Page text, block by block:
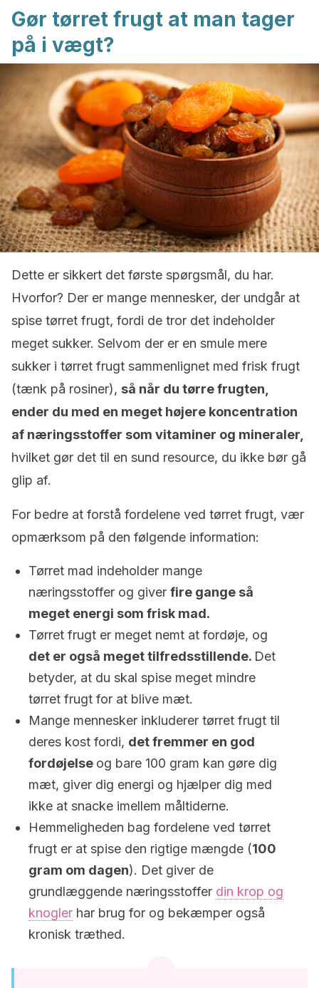
Gør tørret frugt at man tager
på i vægt?
Dette er sikkert det første spørgsmål, du har.
Hvorfor? Der er mange mennesker, der undgår at
spise tørret frugt, fordi de tror det indeholder
meget sukker. Selvom der er en smule mere
sukker i tørret frugt sammenlignet med frisk frugt
(tænk på rosiner), så når du tørre frugten,
ender du med en meget højere koncentration
af næringsstoffer som vitaminer og mineraler,
hvilket gør det til en sund resource, du ikke bør gå
glip af.
For bedre at forstå fordelene ved tørret frugt, vær
opmærksom på den følgende information:
Tørret mad indeholder mange
næringsstoffer og giver fire gange så
meget energi som frisk mad.
Tørret frugt er meget nemt at fordøje, og
det er også meget tilfredsstillende. Det
betyder, at du skal spise meget mindre
tørret frugt for at blive mæt.
Mange mennesker inkluderer tørret frugt til
deres kost fordi, det fremmer en god
fordøjelse og bare 100 gram kan gøre dig
mæt, giver dig energi og hjælper dig med
ikke at snacke imellem måltiderne.
Hemmeligheden bag fordelene ved tørret
frugt er at spise den rigtige mængde (100
gram om dagen). Det giver de
grundlæggende næringsstoffer din krop og
knogler har brug for og bekæmper også
kronisk træthed.